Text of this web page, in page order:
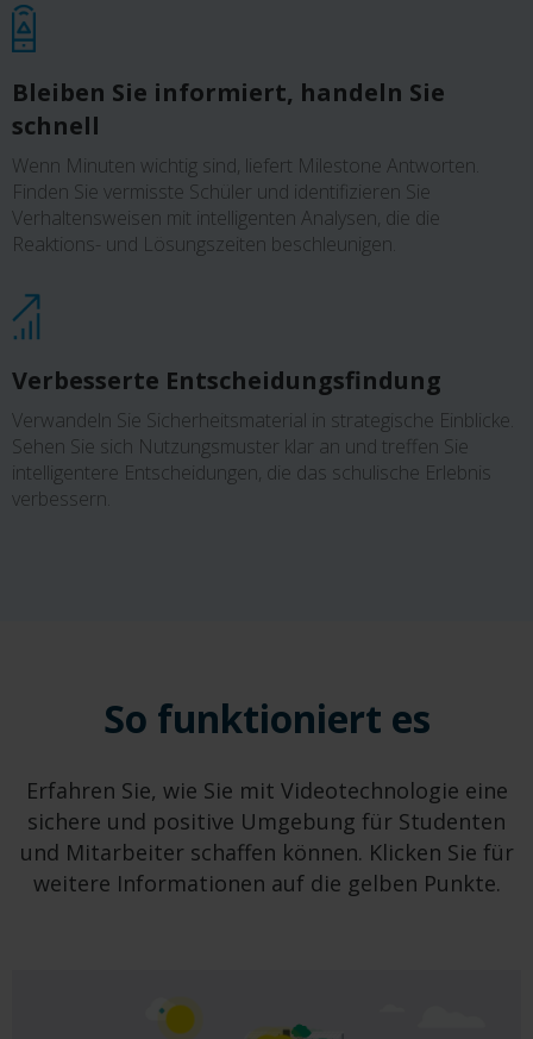
Bleiben Sie informiert, handeln Sie
schnell
Wenn Minuten wichtig sind, liefert Milestone Antworten.
Finden Sie vermisste Schüler und identifizieren Sie
Verhaltensweisen mit intelligenten Analysen, die die
Reaktions- und Lösungszeiten beschleunigen.
Verbesserte Entscheidungsfindung
Verwandeln Sie Sicherheitsmaterial in strategische Einblicke.
Sehen Sie sich Nutzungsmuster klar an und treffen Sie
intelligentere Entscheidungen, die das schulische Erlebnis
verbessern.
So funktioniert es
Erfahren Sie, wie Sie mit Videotechnologie eine
sichere und positive Umgebung für Studenten
und Mitarbeiter schaffen können. Klicken Sie für
weitere Informationen auf die gelben Punkte.